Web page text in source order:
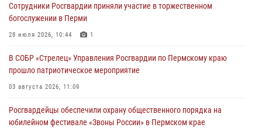
28 июля 2026, 06:15
Сотрудники Росгвардии приняли участие в торжественном
богослужении в Перми
28 июля 2026, 10:44 1
В СОБР «Стрелец» Управления Росгвардии по Пермскому краю
прошло патриотическое мероприятие
03 августа 2026, 11:09
Росгвардейцы обеспечили охрану общественного порядка на
юбилейном фестивале «Звоны России» в Пермском крае